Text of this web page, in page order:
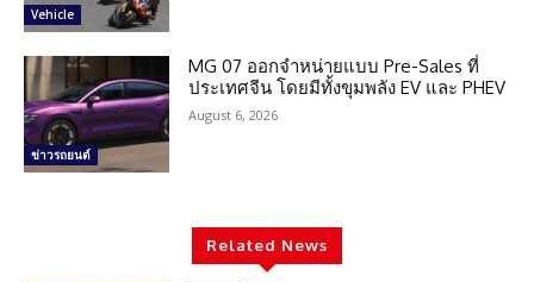
Vehicle
ข่าวรถยนต์
MG 07 ออกจำหน่ายแบบ Pre-Sales ที่
ประเทศจีน โดยมีทั้งขุมพลัง EV และ PHEV
August 6, 2026
Related News